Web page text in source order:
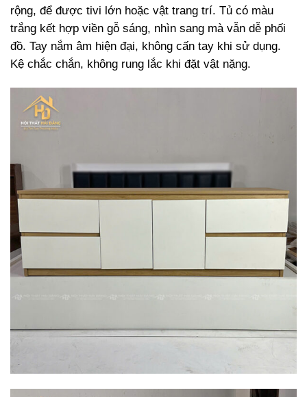
rộng, để được tivi lớn hoặc vật trang trí. Tủ có màu
trắng kết hợp viền gỗ sáng, nhìn sang mà vẫn dễ phối
đồ. Tay nắm âm hiện đại, không cấn tay khi sử dụng.
Kệ chắc chắn, không rung lắc khi đặt vật nặng.